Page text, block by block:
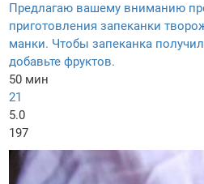
Предлагаю вашему вниманию
приготовления запеканки
манки. Чтобы запеканка
добавьте фруктов.
50 мин
21
5.0
197